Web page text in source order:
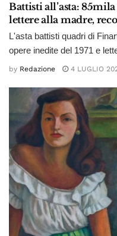
Battisti all’asta:
lettere alla madre,
L'asta battisti quadri di
opere inedite del 1971 e
by Redazione 4 LUGLIO